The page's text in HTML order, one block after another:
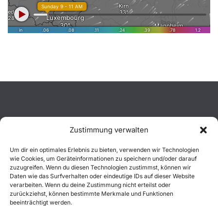
Zustimmung verwalten
Um dir ein optimales Erlebnis zu bieten, verwenden wir Technologien
wie Cookies, um Geräteinformationen zu speichern und/oder darauf
zuzugreifen. Wenn du diesen Technologien zustimmst, können wir
Daten wie das Surfverhalten oder eindeutige IDs auf dieser Website
verarbeiten. Wenn du deine Zustimmung nicht erteilst oder
zurückziehst, können bestimmte Merkmale und Funktionen
beeinträchtigt werden.
Aktuelles
Einsätze
Unsere Jugend